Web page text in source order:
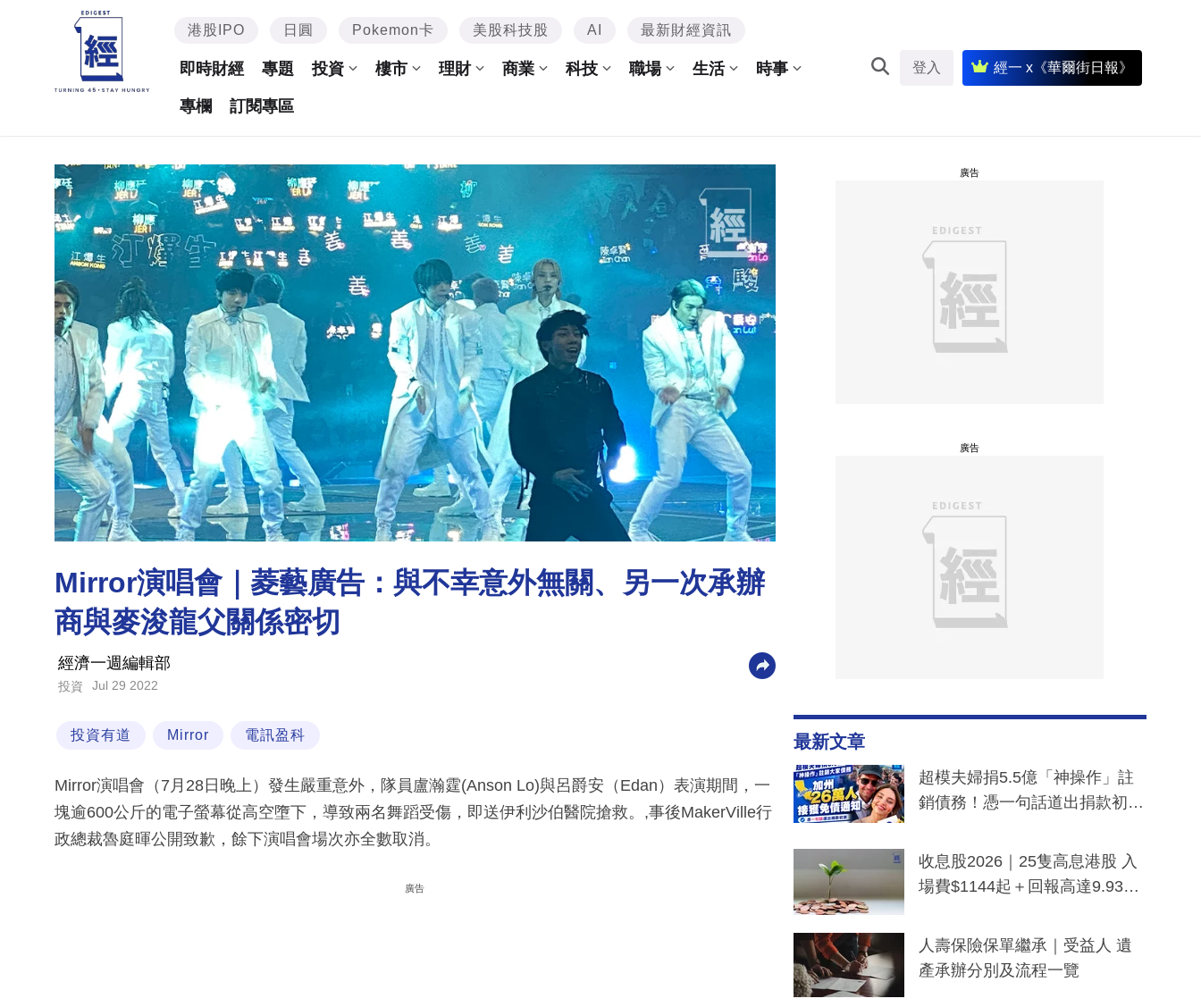
港股IPO 日圓 Pokemon卡 美股科技股 AI 最新財經資訊
即時財經 專題 投資 樓市 理財 商業 科技 職場 生活 時事
專欄 訂閱專區
登入 經一 x《華爾街日報》
Mirror演唱會｜菱藝廣告：與不幸意外無關、另一次承辦
商與麥浚龍父關係密切
經濟一週編輯部
投資 Jul 29 2022
投資有道 Mirror 電訊盈科
Mirror演唱會（7月28日晚上）發生嚴重意外，隊員盧瀚霆(Anson Lo)與呂爵安（Edan）表演期間，一
塊逾600公斤的電子螢幕從高空墮下，導致兩名舞蹈受傷，即送伊利沙伯醫院搶救。,事後MakerVille行
政總裁魯庭暉公開致歉，餘下演唱會場次亦全數取消。
廣告
廣告
廣告
最新文章
超模夫婦捐5.5億「神操作」註
銷債務！憑一句話道出捐款初
一度被誤當詐騙手段
收息股2026｜25隻高息港股 入
場費$1144起＋回報高達9.93
人壽保險保單繼承｜受益人 遺
產承辦分別及流程一覽